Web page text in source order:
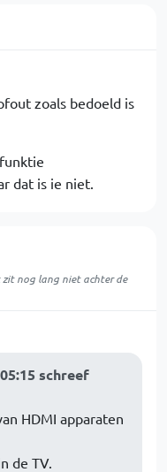
zoals bedoeld is
dat is ie niet.
zit nog lang niet achter de
schreef
HDMI apparaten
de TV.